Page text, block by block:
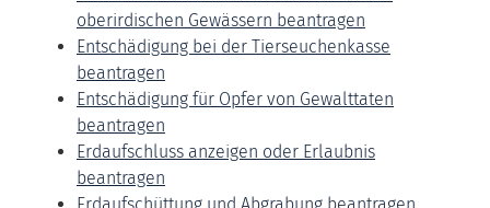
oberirdischen Gewässern beantragen
Entschädigung bei der Tierseuchenkasse
beantragen
Entschädigung für Opfer von Gewalttaten
beantragen
Erdaufschluss anzeigen oder Erlaubnis
beantragen